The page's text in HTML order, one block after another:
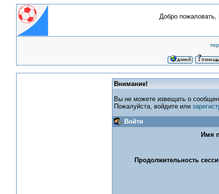
Добро пожаловать,
Внимание!
Вы не можете извещать о
Пожалуйста, войдите или
Войти
Имя
Продолжительность